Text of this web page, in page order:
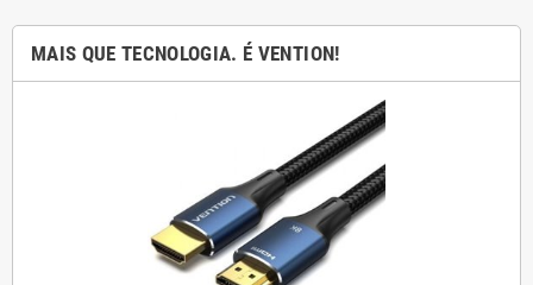
MAIS QUE TECNOLOGIA. É VENTION!